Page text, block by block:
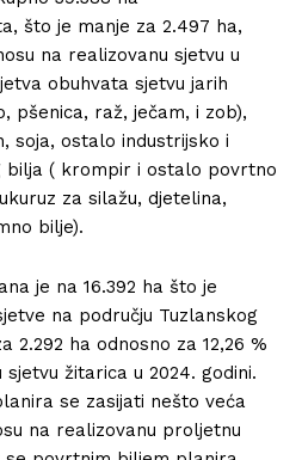
što je manje za 2.497 ha,
na realizovanu sjetvu u
obuhvata sjetvu jarih
pšenica, raž, ječam, i zob),
soja, ostalo industrijsko i
bilja ( krompir i ostalo povrtno
za silažu, djetelina,
bilje).
je na 16.392 ha što je
na području Tuzlanskog
2.292 ha odnosno za 12,26 %
žitarica u 2024. godini.
se zasijati nešto veća
na realizovanu proljetnu